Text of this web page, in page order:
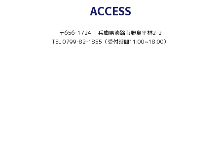
ACCESS
〒656-1724 兵庫県淡路市野島平林2-2
TEL 0799-82-1855（受付時間11:00~18:00）